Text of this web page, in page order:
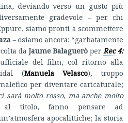
deviando verso un gusto più
gradevole – per chi
siamo pronti a scommettere
– osiamo ancora: “garbatamente
da Jaume Balaguerò per Rec 4:
del film, col ritorno alla
(Manuela Velasco), troppo
per diventare caricaturale;
sarà molto rosso, ma anche molto
titolo, fanno pensare ad
apocalittiche; la storia